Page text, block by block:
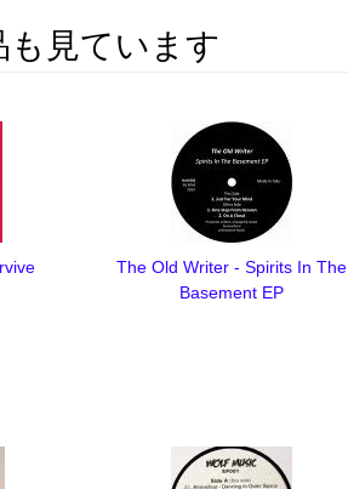
も見ています
The Old Writer - Spirits In The
Basement EP